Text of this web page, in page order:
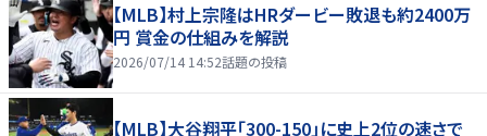
【MLB】村上宗隆はHRダービー敗退も約2400万
円 賞金の仕組みを解説
2026/07/14 14:52話題の投稿
【MLB】大谷翔平「300-150」に史上2位の速さで